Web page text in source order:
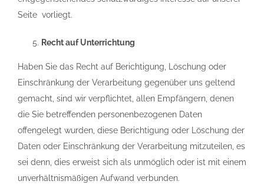
Seite vorliegt.
Recht auf Unterrichtung
Haben Sie das Recht auf Berichtigung, Löschung oder
Einschränkung der Verarbeitung gegenüber uns geltend
gemacht, sind wir verpflichtet, allen Empfängern, denen
die Sie betreffenden personenbezogenen Daten
offengelegt wurden, diese Berichtigung oder Löschung der
Daten oder Einschränkung der Verarbeitung mitzuteilen, es
sei denn, dies erweist sich als unmöglich oder ist mit einem
unverhältnismäßigen Aufwand verbunden.